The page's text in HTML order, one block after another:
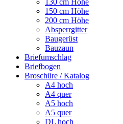
130 cm Höhe
150 cm Höhe
200 cm Höhe
Absperrgitter
Baugerüst
Bauzaun
Briefumschlag
Briefbogen
Broschüre / Katalog
A4 hoch
A4 quer
A5 hoch
A5 quer
DL hoch